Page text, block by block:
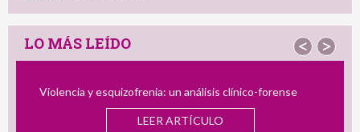
LO MÁS LEÍDO < >
clínico-forense
El Perfil del Consumidor de
Infantil: Semejanzas y Diferencias
y el Delincuente Dual